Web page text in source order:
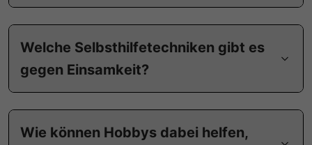
Welche Selbsthilfetechniken gibt es
gegen Einsamkeit?
Wie können Hobbys dabei helfen,